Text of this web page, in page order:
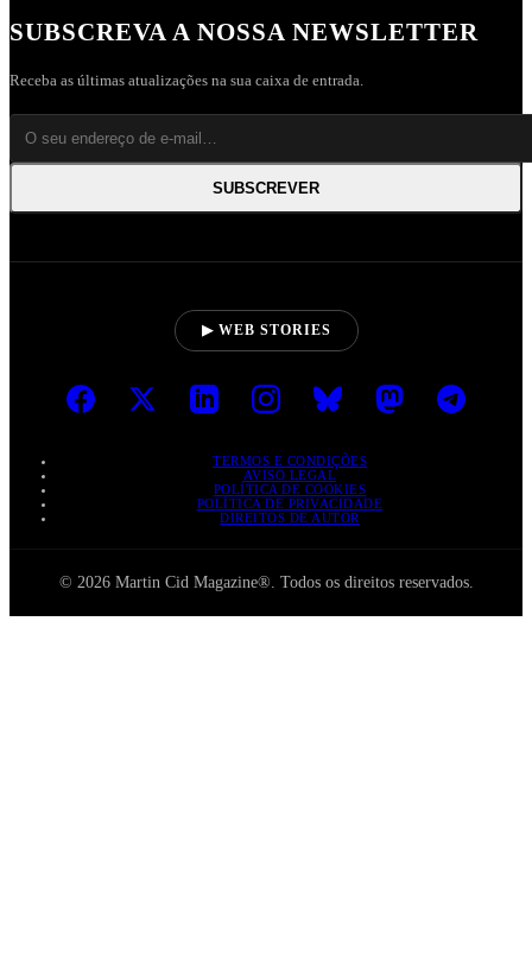
SUBSCREVA A NOSSA NEWSLETTER
Receba as últimas atualizações na sua caixa de entrada.
SUBSCREVER
▶ WEB STORIES
TERMOS E CONDIÇÕES
AVISO LEGAL
POLÍTICA DE COOKIES
POLÍTICA DE PRIVACIDADE
DIREITOS DE AUTOR
© 2026 Martin Cid Magazine®. Todos os direitos reservados.